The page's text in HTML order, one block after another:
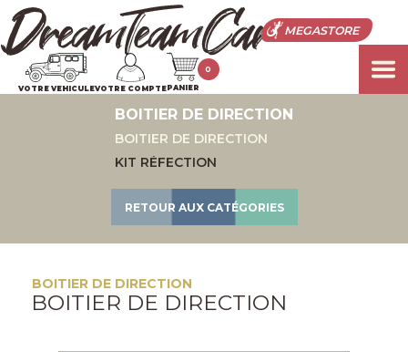
MEGASTORE
VOTRE VEHICULEVOTRE COMPTEPANIER
0
BOITIER DE DIRECTION
BOITIER DE DIRECTION
KIT RÉFECTION
RETOUR AUX CATÉGORIES
BOITIER DE DIRECTION
BOITIER DE DIRECTION